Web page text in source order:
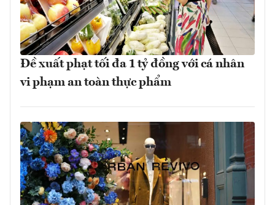
Đề xuất phạt tối đa 1 tỷ đồng với cá nhân
vi phạm an toàn thực phẩm